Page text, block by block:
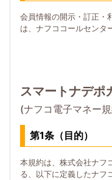
会員情報の開示・訂正・
は、ナフココールセンタ
スマートナデポ
(ナフコ電子マネー規
第1条（目的）
本規約は、株式会社ナフ
る、以下に定義したナフ